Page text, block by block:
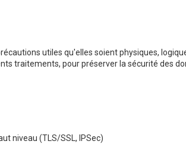
utiles qu'elles soient physiques,
traitements, pour préserver la sécurité des
niveau (TLS/SSL, IPSec)